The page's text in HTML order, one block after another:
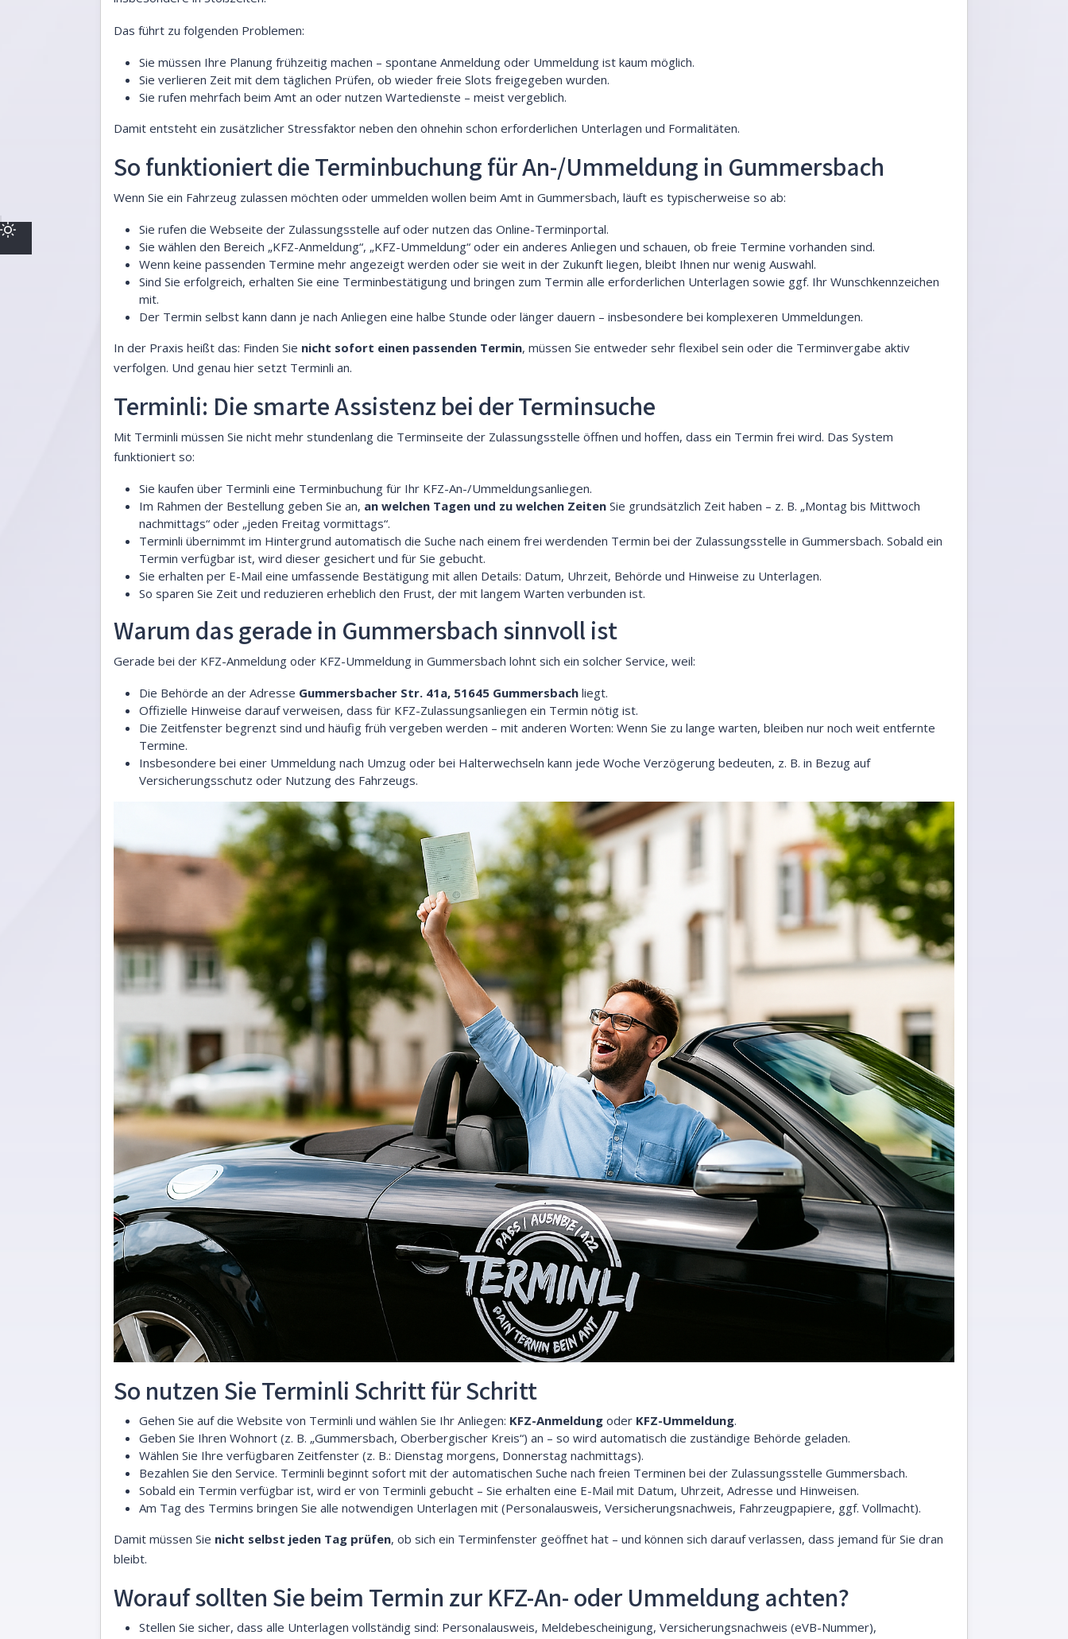
Das führt zu folgenden Problemen:
Sie müssen Ihre Planung frühzeitig machen – spontane Anmeldung oder Ummeldung ist kaum möglich.
Sie verlieren Zeit mit dem täglichen Prüfen, ob wieder freie Slots freigegeben wurden.
Sie rufen mehrfach beim Amt an oder nutzen Wartedienste – meist vergeblich.
Damit entsteht ein zusätzlicher Stressfaktor neben den ohnehin schon erforderlichen Unterlagen und Formalitäten.
So funktioniert die Terminbuchung für An-/Ummeldung in Gummersbach
Wenn Sie ein Fahrzeug zulassen möchten oder ummelden wollen beim Amt in Gummersbach, läuft es typischerweise so ab:
Sie rufen die Webseite der Zulassungsstelle auf oder nutzen das Online-Terminportal.
Sie wählen den Bereich „KFZ-Anmeldung“, „KFZ-Ummeldung“ oder ein anderes Anliegen und schauen, ob freie Termine vorhanden sind.
Wenn keine passenden Termine mehr angezeigt werden oder sie weit in der Zukunft liegen, bleibt Ihnen nur wenig Auswahl.
Sind Sie erfolgreich, erhalten Sie eine Terminbestätigung und bringen zum Termin alle erforderlichen Unterlagen sowie ggf. Ihr Wunschkennzeichen
mit.
Der Termin selbst kann dann je nach Anliegen eine halbe Stunde oder länger dauern – insbesondere bei komplexeren Ummeldungen.
In der Praxis heißt das: Finden Sie nicht sofort einen passenden Termin, müssen Sie entweder sehr flexibel sein oder die Terminvergabe aktiv
verfolgen. Und genau hier setzt Terminli an.
Terminli: Die smarte Assistenz bei der Terminsuche
Mit Terminli müssen Sie nicht mehr stundenlang die Terminseite der Zulassungsstelle öffnen und hoffen, dass ein Termin frei wird. Das System
funktioniert so:
Sie kaufen über Terminli eine Terminbuchung für Ihr KFZ-An-/Ummeldungsanliegen.
Im Rahmen der Bestellung geben Sie an, an welchen Tagen und zu welchen Zeiten Sie grundsätzlich Zeit haben – z. B. „Montag bis Mittwoch
nachmittags“ oder „jeden Freitag vormittags“.
Terminli übernimmt im Hintergrund automatisch die Suche nach einem frei werdenden Termin bei der Zulassungsstelle in Gummersbach. Sobald ein
Termin verfügbar ist, wird dieser gesichert und für Sie gebucht.
Sie erhalten per E-Mail eine umfassende Bestätigung mit allen Details: Datum, Uhrzeit, Behörde und Hinweise zu Unterlagen.
So sparen Sie Zeit und reduzieren erheblich den Frust, der mit langem Warten verbunden ist.
Warum das gerade in Gummersbach sinnvoll ist
Gerade bei der KFZ-Anmeldung oder KFZ-Ummeldung in Gummersbach lohnt sich ein solcher Service, weil:
Die Behörde an der Adresse Gummersbacher Str. 41a, 51645 Gummersbach liegt.
Offizielle Hinweise darauf verweisen, dass für KFZ-Zulassungsanliegen ein Termin nötig ist.
Die Zeitfenster begrenzt sind und häufig früh vergeben werden – mit anderen Worten: Wenn Sie zu lange warten, bleiben nur noch weit entfernte
Termine.
Insbesondere bei einer Ummeldung nach Umzug oder bei Halterwechseln kann jede Woche Verzögerung bedeuten, z. B. in Bezug auf
Versicherungsschutz oder Nutzung des Fahrzeugs.
So nutzen Sie Terminli Schritt für Schritt
Gehen Sie auf die Website von Terminli und wählen Sie Ihr Anliegen: KFZ-Anmeldung oder KFZ-Ummeldung.
Geben Sie Ihren Wohnort (z. B. „Gummersbach, Oberbergischer Kreis“) an – so wird automatisch die zuständige Behörde geladen.
Wählen Sie Ihre verfügbaren Zeitfenster (z. B.: Dienstag morgens, Donnerstag nachmittags).
Bezahlen Sie den Service. Terminli beginnt sofort mit der automatischen Suche nach freien Terminen bei der Zulassungsstelle Gummersbach.
Sobald ein Termin verfügbar ist, wird er von Terminli gebucht – Sie erhalten eine E-Mail mit Datum, Uhrzeit, Adresse und Hinweisen.
Am Tag des Termins bringen Sie alle notwendigen Unterlagen mit (Personalausweis, Versicherungsnachweis, Fahrzeugpapiere, ggf. Vollmacht).
Damit müssen Sie nicht selbst jeden Tag prüfen, ob sich ein Terminfenster geöffnet hat – und können sich darauf verlassen, dass jemand für Sie dran
bleibt.
Worauf sollten Sie beim Termin zur KFZ-An- oder Ummeldung achten?
Stellen Sie sicher, dass alle Unterlagen vollständig sind: Personalausweis, Meldebescheinigung, Versicherungsnachweis (eVB-Nummer),